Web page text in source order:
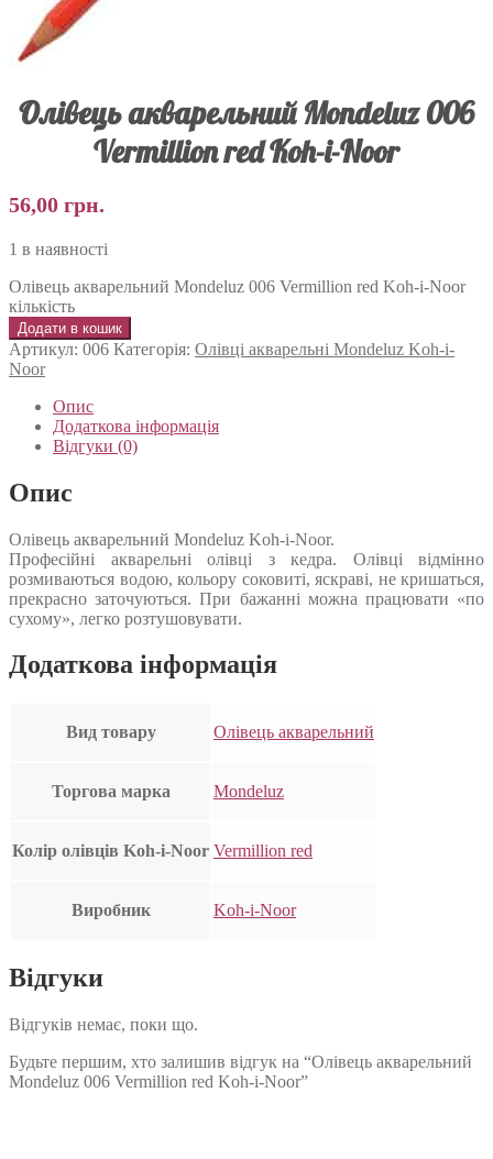
Олівець акварельний Mondeluz 006
Vermillion red Koh-i-Noor
56,00 грн.
1 в наявності
Олівець акварельний Mondeluz 006 Vermillion red Koh-i-Noor
кількість
Додати в кошик
Артикул: 006 Категорія: Олівці акварельні Mondeluz Koh-i-
Noor
Опис
Додаткова інформація
Відгуки (0)
Опис
Олівець акварельний Mondeluz Koh-i-Noor.
Професійні акварельні олівці з кедра. Олівці відмінно
розмиваються водою, кольору соковиті, яскраві, не кришаться,
прекрасно заточуються. При бажанні можна працювати «по
сухому», легко розтушовувати.
Додаткова інформація
Вид товару Олівець акварельний
Торгова марка Mondeluz
Колір олівців Koh-i-Noor Vermillion red
Виробник Koh-i-Noor
Відгуки
Відгуків немає, поки що.
Будьте першим, хто залишив відгук на “Олівець акварельний
Mondeluz 006 Vermillion red Koh-i-Noor”